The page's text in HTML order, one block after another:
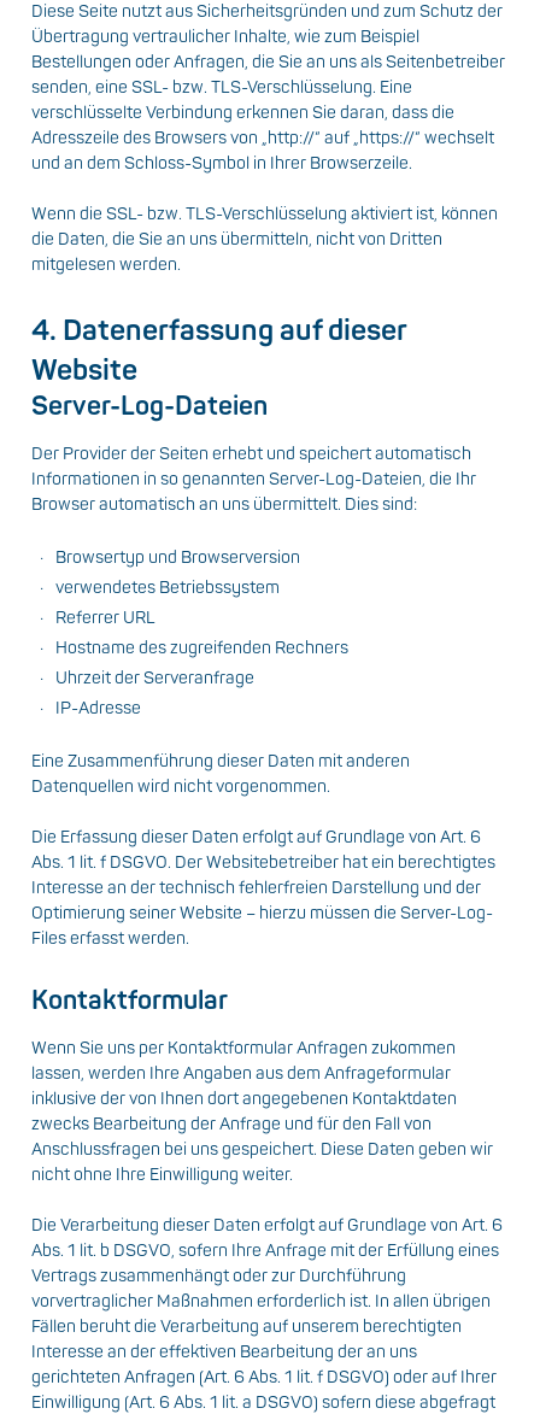
Diese Seite nutzt aus Sicherheitsgründen und zum Schutz der
Übertragung vertraulicher Inhalte, wie zum Beispiel
Bestellungen oder Anfragen, die Sie an uns als Seitenbetreiber
senden, eine SSL- bzw. TLS-Verschlüsselung. Eine
verschlüsselte Verbindung erkennen Sie daran, dass die
Adresszeile des Browsers von „http://“ auf „https://“ wechselt
und an dem Schloss-Symbol in Ihrer Browserzeile.
Wenn die SSL- bzw. TLS-Verschlüsselung aktiviert ist, können
die Daten, die Sie an uns übermitteln, nicht von Dritten
mitgelesen werden.
4. Datenerfassung auf dieser
Website
Server-Log-Dateien
Der Provider der Seiten erhebt und speichert automatisch
Informationen in so genannten Server-Log-Dateien, die Ihr
Browser automatisch an uns übermittelt. Dies sind:
Browsertyp und Browserversion
verwendetes Betriebssystem
Referrer URL
Hostname des zugreifenden Rechners
Uhrzeit der Serveranfrage
IP-Adresse
Eine Zusammenführung dieser Daten mit anderen
Datenquellen wird nicht vorgenommen.
Die Erfassung dieser Daten erfolgt auf Grundlage von Art. 6
Abs. 1 lit. f DSGVO. Der Websitebetreiber hat ein berechtigtes
Interesse an der technisch fehlerfreien Darstellung und der
Optimierung seiner Website – hierzu müssen die Server-Log-
Files erfasst werden.
Kontaktformular
Wenn Sie uns per Kontaktformular Anfragen zukommen
lassen, werden Ihre Angaben aus dem Anfrageformular
inklusive der von Ihnen dort angegebenen Kontaktdaten
zwecks Bearbeitung der Anfrage und für den Fall von
Anschlussfragen bei uns gespeichert. Diese Daten geben wir
nicht ohne Ihre Einwilligung weiter.
Die Verarbeitung dieser Daten erfolgt auf Grundlage von Art. 6
Abs. 1 lit. b DSGVO, sofern Ihre Anfrage mit der Erfüllung eines
Vertrags zusammenhängt oder zur Durchführung
vorvertraglicher Maßnahmen erforderlich ist. In allen übrigen
Fällen beruht die Verarbeitung auf unserem berechtigten
Interesse an der effektiven Bearbeitung der an uns
gerichteten Anfragen (Art. 6 Abs. 1 lit. f DSGVO) oder auf Ihrer
Einwilligung (Art. 6 Abs. 1 lit. a DSGVO) sofern diese abgefragt